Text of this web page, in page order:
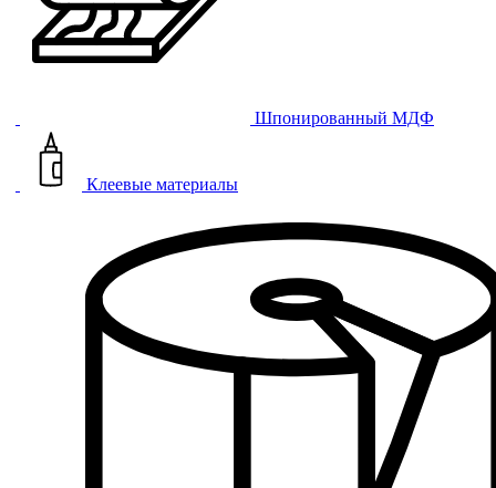
Шпонированный МДФ
Клеевые материалы